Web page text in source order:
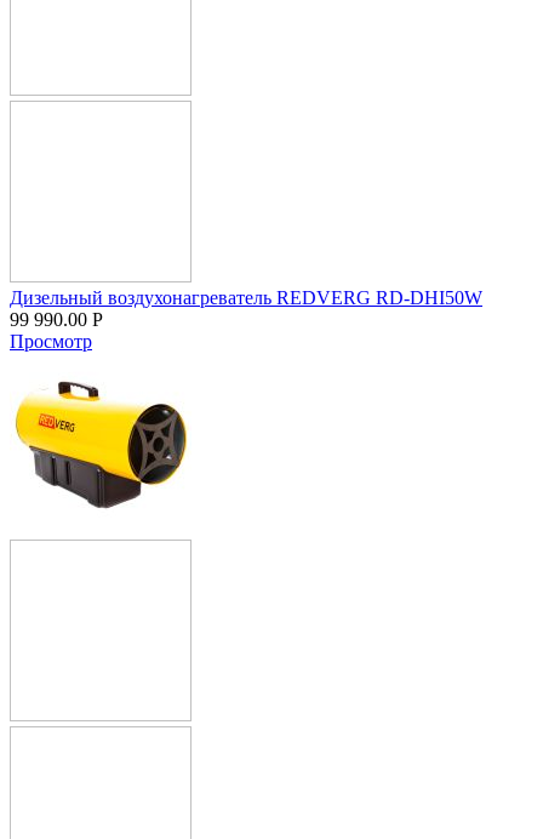
Дизельный воздухонагреватель REDVERG RD-DHI50W
99 990.00 Р
Просмотр